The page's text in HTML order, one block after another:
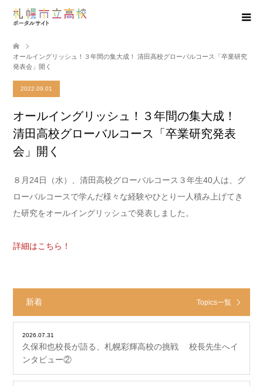
オールイングリッシュ！３年間の集大成！ 清田高校グローバルコース「卒業研究
発表会」開く
2022.09.01
オールイングリッシュ！３年間の集大成！
清田高校グローバルコース「卒業研究発表
会」開く
８月24日（水）、清田高校グローバルコース３年生40人は、グ
ローバルコースで学んだ様々な経験やひとり一人積み上げてき
た研究をオールイングリッシュで発表しました。
詳細はこちら！
新着 Topics一覧
2026.07.31
久保和也校長が語る、札幌彩輝高校の挑戦 校長先生へイ
ンタビュー②